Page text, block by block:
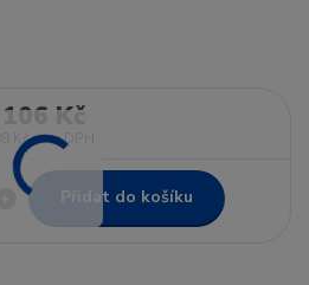
106 Kč
88 Kč bez DPH
Přidat do košíku